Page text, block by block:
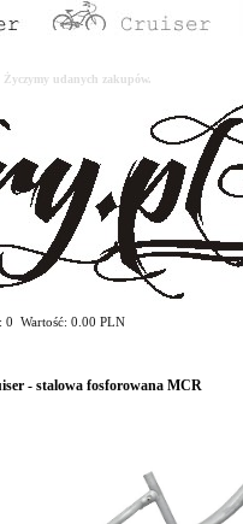
udanych zakupów.
0 Wartość: 0.00 PLN
- stalowa fosforowana MCR